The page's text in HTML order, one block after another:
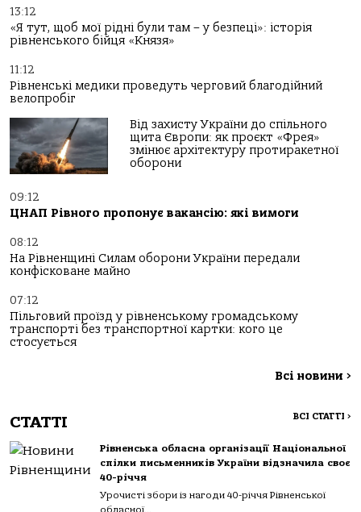
13:12
«Я тут, щоб мої рідні були там – у безпеці»: історія
рівненського бійця «Князя»
11:12
Рівненські медики проведуть черговий благодійний
велопробіг
Від захисту України до спільного
щита Європи: як проєкт «Фрея»
змінює архітектуру протиракетної
оборони
09:12
ЦНАП Рівного пропонує вакансію: які вимоги
08:12
На Рівненщині Силам оборони України передали
конфісковане майно
07:12
Пільговий проїзд у рівненському громадському
транспорті без транспортної картки: кого це
стосується
Всі новини >
СТАТТІ ВСІ СТАТТІ >
Рівненська обласна організації Національної
спілки письменників України відзначила своє
40-річчя
Урочисті збори із нагоди 40-річчя Рівненської